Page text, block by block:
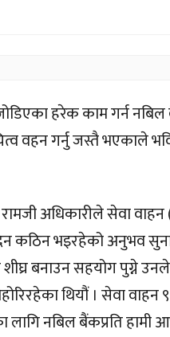
हरेक काम गर्न
वहन गर्नु जस्तै भएकाले
अधिकारीले सेवा
कठिन भइरहेको अनुभव
बनाउन सहयोग पुग्ने
थियौं । सेवा
लागि नबिल बैंकप्रति हामी